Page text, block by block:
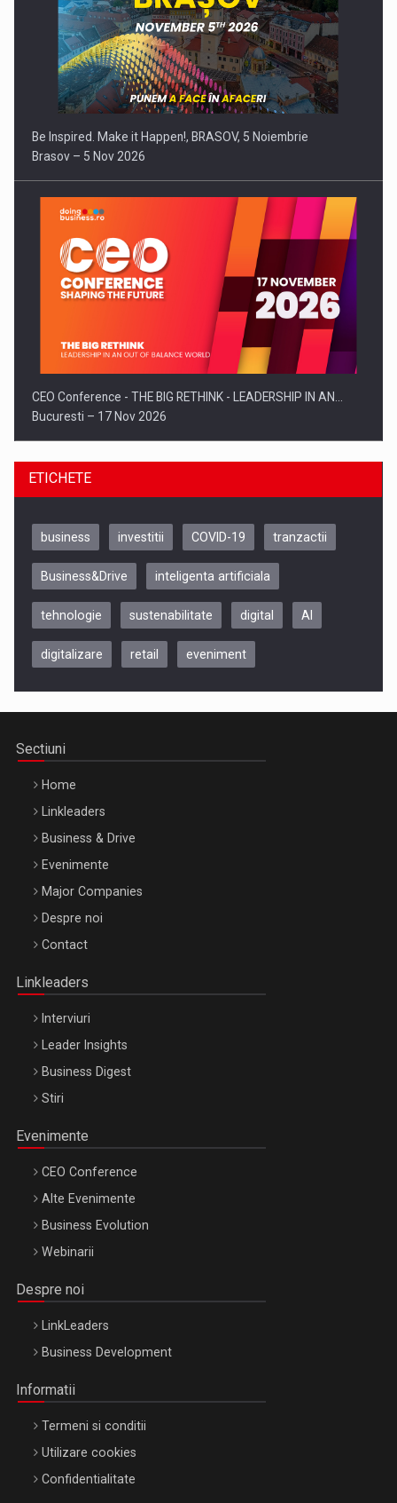
Be Inspired. Make it Happen!, BRASOV, 5 Noiembrie
Brasov – 5 Nov 2026
CEO Conference - THE BIG RETHINK - LEADERSHIP IN AN…
Bucuresti – 17 Nov 2026
Be Inspired. Make it Happen!, CLUJ, 9 Decembrie
Be Inspired. Make it Happen!, ARTEMIS LETO, ORADEA, 8
Octombrie
ETICHETE
business investitii COVID-19 tranzactii
Business&Drive inteligenta artificiala
tehnologie sustenabilitate digital AI
digitalizare retail eveniment
Sectiuni
Home
Linkleaders
Business & Drive
Evenimente
Major Companies
Despre noi
Contact
Linkleaders
Interviuri
Leader Insights
Business Digest
Stiri
Evenimente
CEO Conference
Alte Evenimente
Business Evolution
Webinarii
Despre noi
LinkLeaders
Business Development
Informatii
Termeni si conditii
Utilizare cookies
Confidentialitate